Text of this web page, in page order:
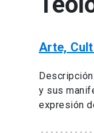
Arte,
y sus
expresión